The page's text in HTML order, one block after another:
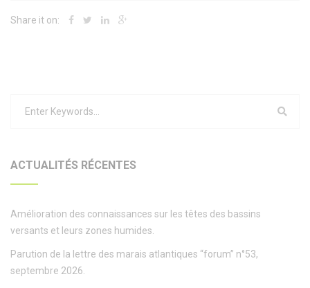
Share it on:
ACTUALITÉS RÉCENTES
Amélioration des connaissances sur les têtes des bassins
versants et leurs zones humides.
Parution de la lettre des marais atlantiques “forum” n°53,
septembre 2026.